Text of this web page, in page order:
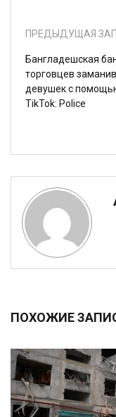
ПРЕДЫДУЩАЯ
Бангладешская
торговцев
девушек с
TikTok: Police
ПОХОЖИЕ